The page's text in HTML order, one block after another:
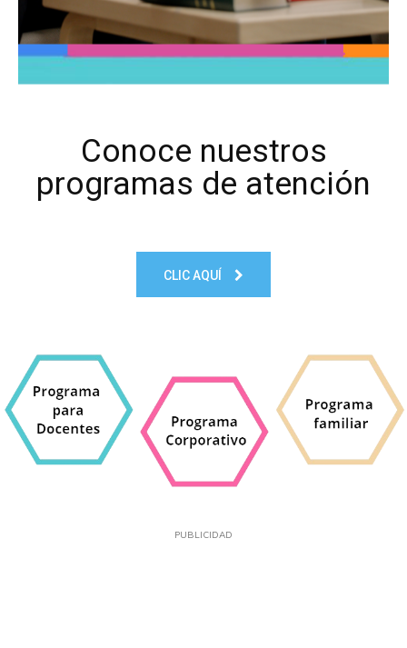
Conoce nuestros
programas de atención
CLIC AQUÍ
PUBLICIDAD